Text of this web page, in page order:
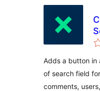
Adds a button in
of search field
comments,